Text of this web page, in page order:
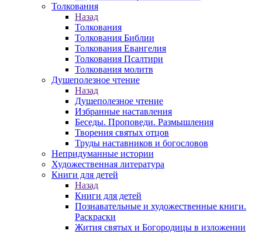
Толкования
Назад
Толкования
Толкования Библии
Толкования Евангелия
Толкования Псалтири
Толкования молитв
Душеполезное чтение
Назад
Душеполезное чтение
Избранные наставления
Беседы. Проповеди. Размышления
Творения святых отцов
Труды наставников и богословов
Непридуманные истории
Художественная литература
Книги для детей
Назад
Книги для детей
Познавательные и художественные книги.
Раскраски
Жития святых и Богородицы в изложении